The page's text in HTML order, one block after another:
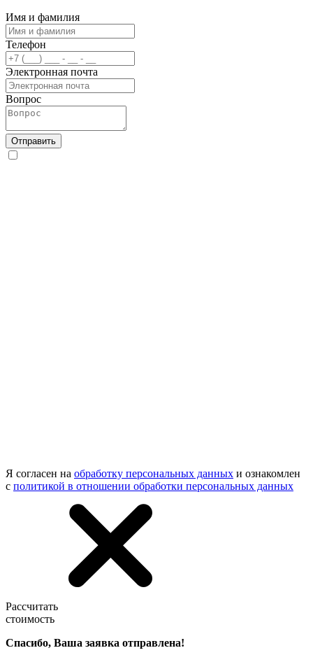
Имя и фамилия
Телефон
Электронная почта
Вопрос
Отправить
Я согласен на обработку персональных данных и ознакомлен
с политикой в отношении обработки персональных данных
Рассчитать
стоимость
Спасибо, Ваша заявка отправлена!